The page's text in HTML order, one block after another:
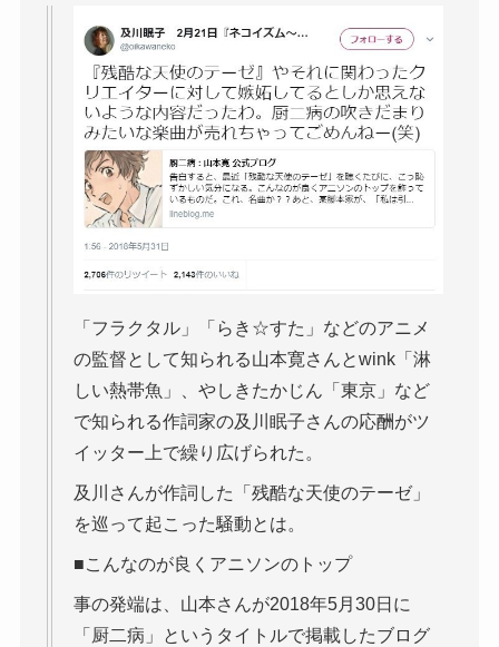
「フラクタル」「らき☆すた」などのアニメ
の監督として知られる山本寛さんとwink「淋
しい熱帯魚」、やしきたかじん「東京」など
で知られる作詞家の及川眠子さんの応酬がツ
イッター上で繰り広げられた。
及川さんが作詞した「残酷な天使のテーゼ」
を巡って起こった騒動とは。
■こんなのが良くアニソンのトップ
事の発端は、山本さんが2018年5月30日に
「厨二病」というタイトルで掲載したブログ